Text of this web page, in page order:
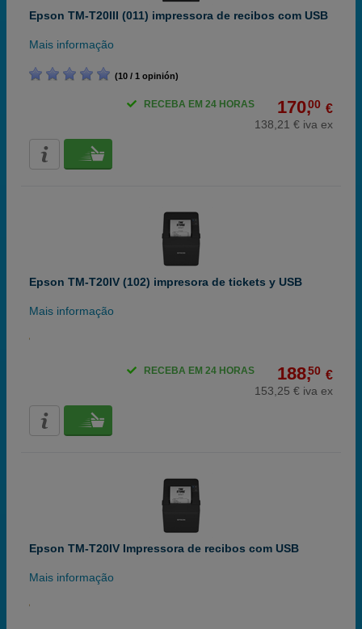
Epson TM-T20III (011) impressora de recibos com USB
Mais informação
(10 / 1 opinión)
170,00 €
138,21 € iva ex
RECEBA EM 24 HORAS
Epson TM-T20IV (102) impresora de tickets y USB
Mais informação
188,50 €
153,25 € iva ex
RECEBA EM 24 HORAS
Epson TM-T20IV Impressora de recibos com USB
Mais informação